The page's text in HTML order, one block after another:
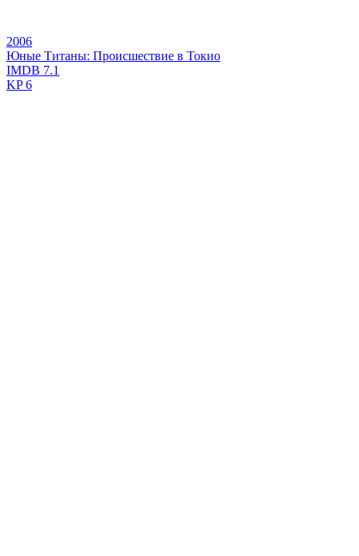
2006
Юные Титаны: Происшествие в Токио
IMDB 7.1
KP6